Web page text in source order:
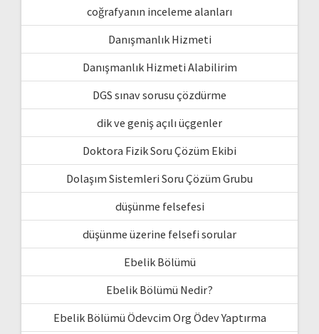
coğrafyanın inceleme alanları
Danışmanlık Hizmeti
Danışmanlık Hizmeti Alabilirim
DGS sınav sorusu çözdürme
dik ve geniş açılı üçgenler
Doktora Fizik Soru Çözüm Ekibi
Dolaşım Sistemleri Soru Çözüm Grubu
düşünme felsefesi
düşünme üzerine felsefi sorular
Ebelik Bölümü
Ebelik Bölümü Nedir?
Ebelik Bölümü Ödevcim Org Ödev Yaptırma